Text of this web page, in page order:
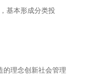
基本形成分类投
的理念创新社会管理